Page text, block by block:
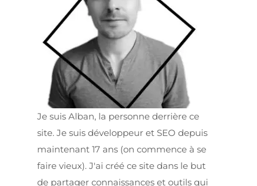
Je suis Alban, la personne derrière ce
site. Je suis développeur et SEO depuis
maintenant 17 ans (on commence à se
faire vieux). J'ai créé ce site dans le but
de partager connaissances et outils qui